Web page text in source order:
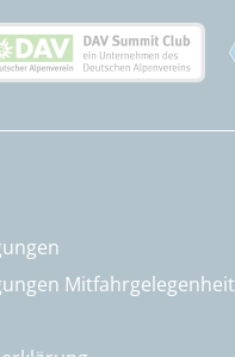
Mitfahrgelegenheit